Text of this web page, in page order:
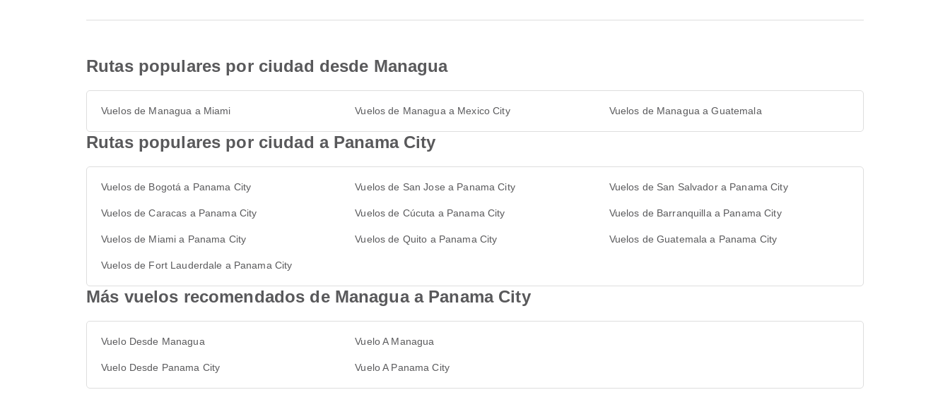
Rutas populares por ciudad desde Managua
Vuelos de Managua a Miami Vuelos de Managua a Mexico City Vuelos de Managua a Guatemala
Rutas populares por ciudad a Panama City
Vuelos de Bogotá a Panama City Vuelos de San Jose a Panama City Vuelos de San Salvador a Panama City
Vuelos de Caracas a Panama City Vuelos de Cúcuta a Panama City Vuelos de Barranquilla a Panama City
Vuelos de Miami a Panama City Vuelos de Quito a Panama City Vuelos de Guatemala a Panama City
Vuelos de Fort Lauderdale a Panama City
Más vuelos recomendados de Managua a Panama City
Vuelo Desde Managua
Vuelo Desde Panama City
Vuelo A Managua
Vuelo A Panama City